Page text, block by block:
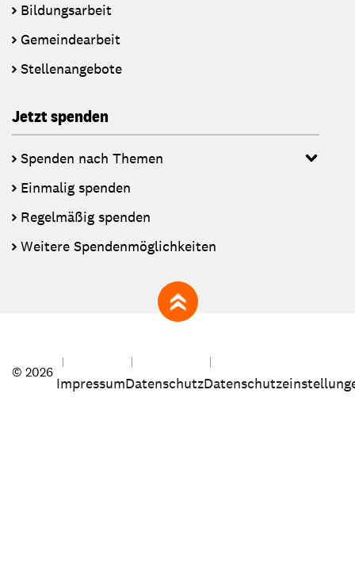
Bildungsarbeit
Gemeindearbeit
Stellenangebote
Jetzt spenden
Spenden nach Themen
Einmalig spenden
Regelmäßig spenden
Weitere Spendenmöglichkeiten
zum Seitenanfang
© 2026
ImpressumDatenschutz